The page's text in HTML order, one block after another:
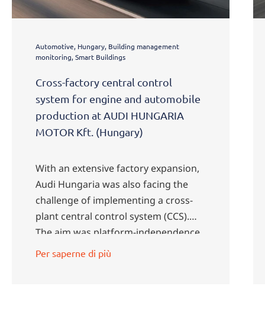
Automotive, Hungary, Building management
monitoring, Smart Buildings
Cross-factory central control
system for engine and automobile
production at AUDI HUNGARIA
MOTOR Kft. (Hungary)
With an extensive factory expansion,
Audi Hungaria was also facing the
challenge of implementing a cross-
plant central control system (CCS).
The aim was platform-independence,
the introduction of a comprehensive
Per saperne di più